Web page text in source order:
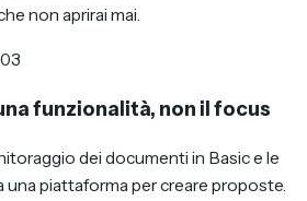
non aprirai mai.
03
funzionalità, non il focus
dei documenti in Basic e le
una piattaforma per creare proposte.